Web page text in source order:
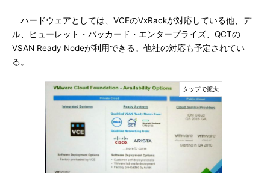
ハードウェアとしては、VCEのVxRackが対応している他、デ
ル、ヒューレット・パッカード・エンタープライズ、QCTの
VSAN Ready Nodeが利用できる。他社の対応も予定されてい
る。